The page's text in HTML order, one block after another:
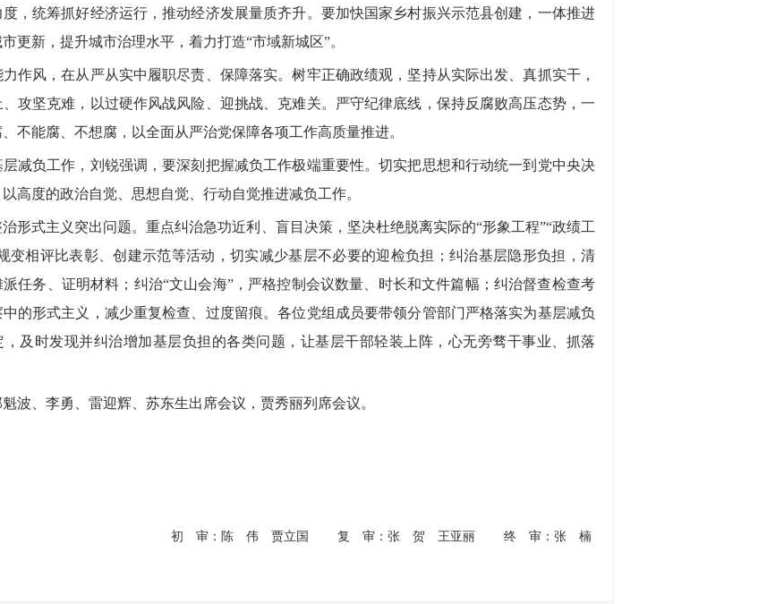
，统筹抓好经济运行，推动经济发展量质齐升。要加快国家乡村振兴示范县创建，一体推进
更新，提升城市治理水平，着力打造“市域新城区”。
风，在从严从实中履职尽责、保障落实。树牢正确政绩观，坚持从实际出发、真抓实干，
、攻坚克难，以过硬作风战风险、迎挑战、克难关。严守纪律底线，保持反腐败高压态势，一
不能腐、不想腐，以全面从严治党保障各项工作高质量推进。
负工作，刘锐强调，要深刻把握减负工作极端重要性。切实把思想和行动统一到党中央决
高度的政治自觉、思想自觉、行动自觉推进减负工作。
式主义突出问题。重点纠治急功近利、盲目决策，坚决杜绝脱离实际的“形象工程”“政绩工
变相评比表彰、创建示范等活动，切实减少基层不必要的迎检负担；纠治基层隐形负担，清
任务、证明材料；纠治“文山会海”，严格控制会议数量、时长和文件篇幅；纠治督查检查考
的形式主义，减少重复检查、过度留痕。各位党组成员要带领分管部门严格落实为基层减负
，及时发现并纠治增加基层负担的各类问题，让基层干部轻装上阵，心无旁骛干事业、抓落
、李勇、雷迎辉、苏东生出席会议，贾秀丽列席会议。
初 审：陈 伟 贾立国 复 审：张 贺 王亚丽 终 审：张 楠